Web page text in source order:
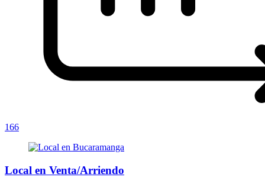
166
Local en Venta/Arriendo